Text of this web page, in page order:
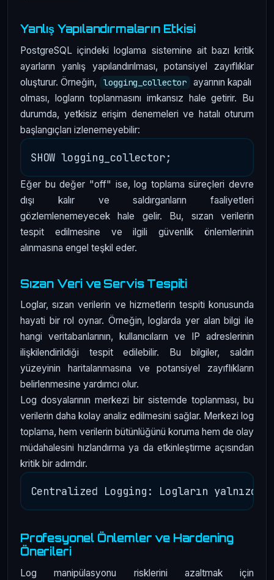
Yanlış Yapılandırmaların Etkisi
PostgreSQL içindeki loglama sistemine ait bazı kritik
ayarların yanlış yapılandırılması, potansiyel zayıflıklar
oluşturur. Örneğin,
logging_collector
ayarının kapalı
olması, logların toplanmasını imkansız hale getirir. Bu
durumda, yetkisiz erişim denemeleri ve hatalı oturum
başlangıçları izlenemeyebilir:
Eğer bu değer "off" ise, log toplama süreçleri devre
dışı kalır ve saldırganların faaliyetleri
gözlemlenemeyecek hale gelir. Bu, sızan verilerin
tespit edilmesine ve ilgili güvenlik önlemlerinin
alınmasına engel teşkil eder.
Sızan Veri ve Servis Tespiti
Loglar, sızan verilerin ve hizmetlerin tespiti konusunda
hayati bir rol oynar. Örneğin, loglarda yer alan bilgi ile
hangi veritabanlarının, kullanıcıların ve IP adreslerinin
ilişkilendirildiği tespit edilebilir. Bu bilgiler, saldırı
yüzeyinin haritalanmasına ve potansiyel zayıflıkların
belirlenmesine yardımcı olur.
Log dosyalarının merkezi bir sistemde toplanması, bu
verilerin daha kolay analiz edilmesini sağlar. Merkezi log
toplama, hem verilerin bütünlüğünü koruma hem de olay
müdahalesini hızlandırma ya da etkinleştirme açısından
kritik bir adımdır.
Profesyonel Önlemler ve Hardening
Önerileri
Log manipülasyonu risklerini azaltmak için